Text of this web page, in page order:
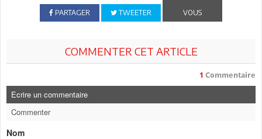
PARTAGER TWEETER
VOUS
COMMENTER CET ARTICLE
1 Commentaire
Ecrire un commentaire
Commenter
Nom